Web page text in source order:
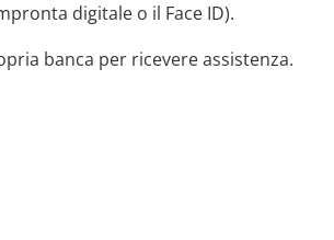
digitale o il Face ID).
banca per ricevere assistenza.